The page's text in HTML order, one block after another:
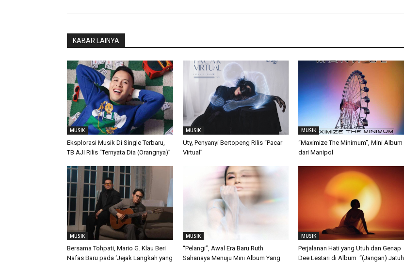
KABAR LAINYA
MUSIK
Eksplorasi Musik Di Single Terbaru,
TB AJI Rilis “Ternyata Dia (Orangnya)”
MUSIK
Uty, Penyanyi Bertopeng Rilis “Pacar
Virtual”
MUSIK
“Maximize The Minimum”, Mini Album
dari Manipol
MUSIK
Bersama Tohpati, Mario G. Klau Beri
Nafas Baru pada ‘Jejak Langkah yang
MUSIK
“Pelangi”, Awal Era Baru Ruth
Sahanaya Menuju Mini Album Yang
MUSIK
Perjalanan Hati yang Utuh dan Genap
Dee Lestari di Album “(Jangan) Jatuh